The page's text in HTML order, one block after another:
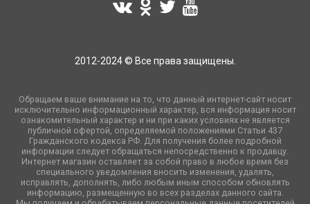
2012-2024 © Все права защищены.
Обращаем ваше внимание на то, что данный интернет-сайт носит
исключительно информационный характер, вся информация носит
ознакомительный характер и ни при каких условиях не является
публичной офертой, определяемой положениями Статьи 437
Гражданского кодекса РФ. Для получения более подробной
информации следует обращаться непосредственно к продавцу.
Интернет магазин оставляет за собой право в любое время без
специального уведомления вносить изменения, удалять,
исправлять, дополнять, либо любым иным способом обновлять
информацию, размещенную во всех разделах данного сайта.